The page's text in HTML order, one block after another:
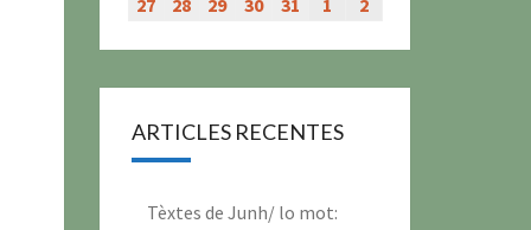
ARTICLES RECENTES
Tèxtes de Junh/ lo mot: